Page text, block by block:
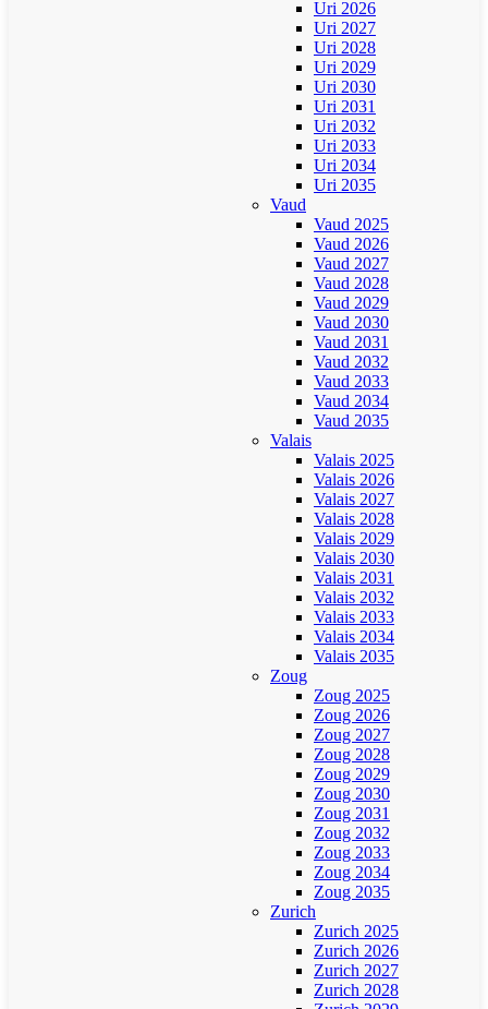
Uri 2026
Uri 2027
Uri 2028
Uri 2029
Uri 2030
Uri 2031
Uri 2032
Uri 2033
Uri 2034
Uri 2035
Vaud
Vaud 2025
Vaud 2026
Vaud 2027
Vaud 2028
Vaud 2029
Vaud 2030
Vaud 2031
Vaud 2032
Vaud 2033
Vaud 2034
Vaud 2035
Valais
Valais 2025
Valais 2026
Valais 2027
Valais 2028
Valais 2029
Valais 2030
Valais 2031
Valais 2032
Valais 2033
Valais 2034
Valais 2035
Zoug
Zoug 2025
Zoug 2026
Zoug 2027
Zoug 2028
Zoug 2029
Zoug 2030
Zoug 2031
Zoug 2032
Zoug 2033
Zoug 2034
Zoug 2035
Zurich
Zurich 2025
Zurich 2026
Zurich 2027
Zurich 2028